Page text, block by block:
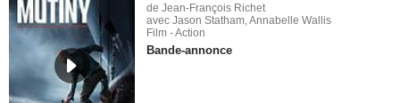
de Jean-François Richet
avec Jason Statham, Annabelle Wallis
Film - Action
Bande-annonce